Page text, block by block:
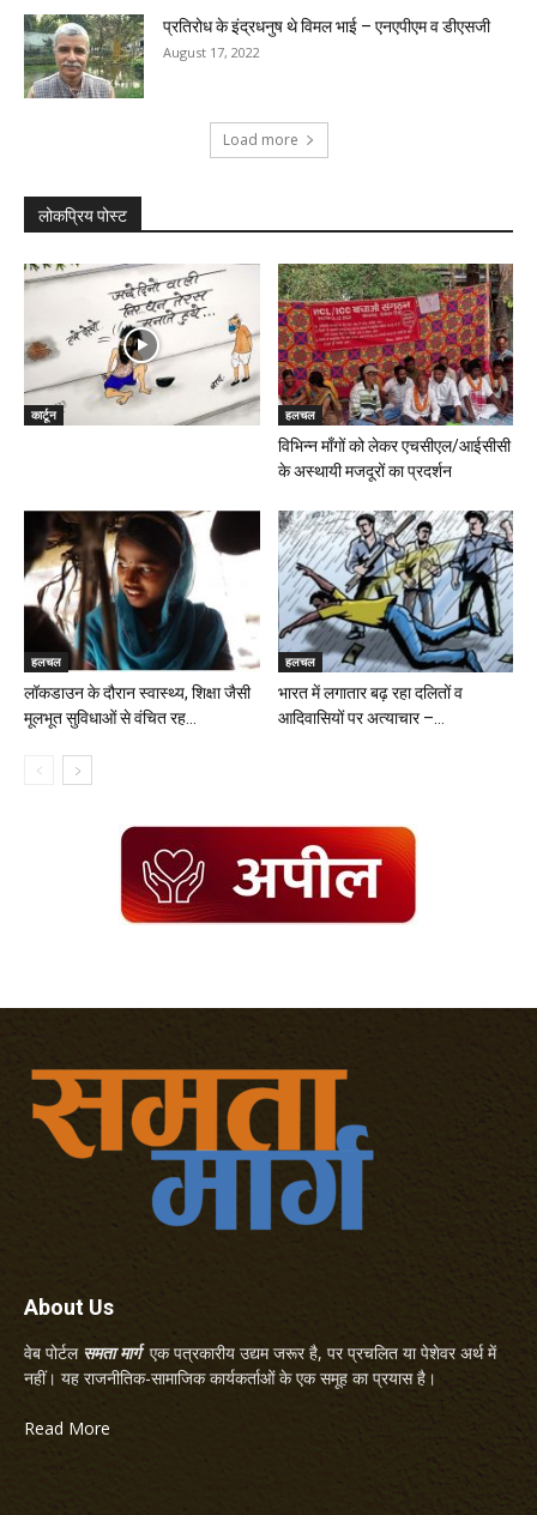
प्रतिरोध के इंद्रधनुष थे विमल भाई – एनएपीएम व डीएसजी
August 17, 2022
Load more
लोकप्रिय पोस्ट
कार्टून हलचल
विभिन्न माँगों को लेकर एचसीएल/आईसीसी
के अस्थायी मजदूरों का प्रदर्शन
हलचल
लॉकडाउन के दौरान स्वास्थ्य, शिक्षा जैसी
मूलभूत सुविधाओं से वंचित रह...
हलचल
भारत में लगातार बढ़ रहा दलितों व
आदिवासियों पर अत्याचार –...
About Us
वेब पोर्टल समता मार्गएक पत्रकारीय उद्यम जरूर है, पर प्रचलित या पेशेवर अर्थ में
नहीं। यह राजनीतिक-सामाजिक कार्यकर्ताओं के एक समूह का प्रयास है।
Read More